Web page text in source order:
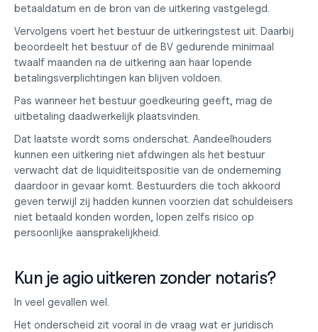
betaaldatum en de bron van de uitkering vastgelegd.
Vervolgens voert het bestuur de uitkeringstest uit. Daarbij
beoordeelt het bestuur of de BV gedurende minimaal
twaalf maanden na de uitkering aan haar lopende
betalingsverplichtingen kan blijven voldoen.
Pas wanneer het bestuur goedkeuring geeft, mag de
uitbetaling daadwerkelijk plaatsvinden.
Dat laatste wordt soms onderschat. Aandeelhouders
kunnen een uitkering niet afdwingen als het bestuur
verwacht dat de liquiditeitspositie van de onderneming
daardoor in gevaar komt. Bestuurders die toch akkoord
geven terwijl zij hadden kunnen voorzien dat schuldeisers
niet betaald konden worden, lopen zelfs risico op
persoonlijke aansprakelijkheid.
Kun je agio uitkeren zonder notaris?
In veel gevallen wel.
Het onderscheid zit vooral in de vraag wat er juridisch